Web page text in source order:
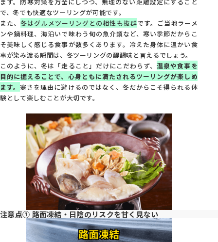
で、冬でも快適なツーリングが可能です。
また、冬はグルメツーリングとの相性も抜群です。ご当地ラーメ
ンや鍋料理、海沿いで味わう旬の魚介類など、寒い季節だからこ
そ美味しく感じる食事が数多くあります。冷えた身体に温かい食
事が染み渡る瞬間は、冬ツーリングの醍醐味と言えるでしょう。
このように、冬は「走ること」だけにこだわらず、温泉や食事を
目的に据えることで、心身ともに満たされるツーリングが楽しめ
ます。寒さを理由に避けるのではなく、冬だからこそ得られる体
験として楽しむことが大切です。
注意点① 路面凍結・日陰のリスクを甘く見ない